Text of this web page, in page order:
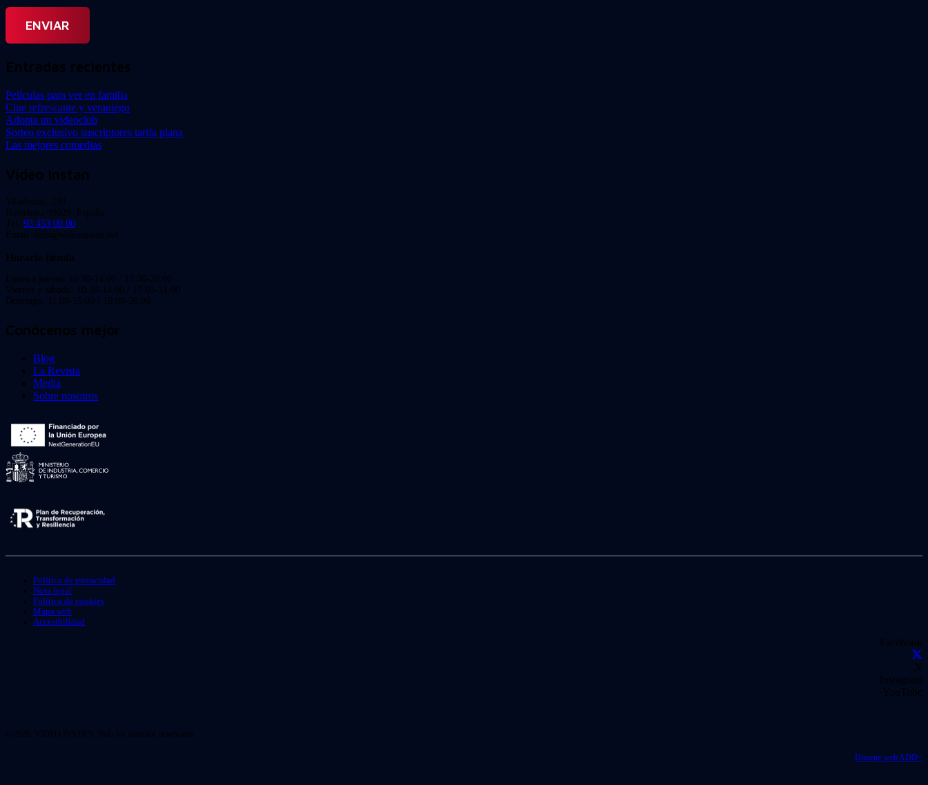
Entradas recientes
Películas para ver en familia
Cine refrescante y veraniego
Adopta un videoclub
Sorteo exclusivo suscriptores tarifa plana
Las mejores comedias
Video Instan
Viladomat, 239
Barcelona 08029. España.
Tel: 93 453 00 00
Email: info@videoinstan.net
Horario tienda
Lunes a jueves: 10:30-14:00 / 17:00-20:00
Viernes y sábado: 10:30-14:00 / 17:00-21:00
Domingo: 11:00-15:00 / 16:00-20:00
Conócenos mejor
Blog
La Revista
Media
Sobre nosotros
Política de privacidad
Nota legal
Política de cookies
Mapa web
Accesibilidad
Facebook
X
Instagram
YouTube
© 2026. VIDEO INSTAN. Todo los derechos reservados.
Disseny web ADD+